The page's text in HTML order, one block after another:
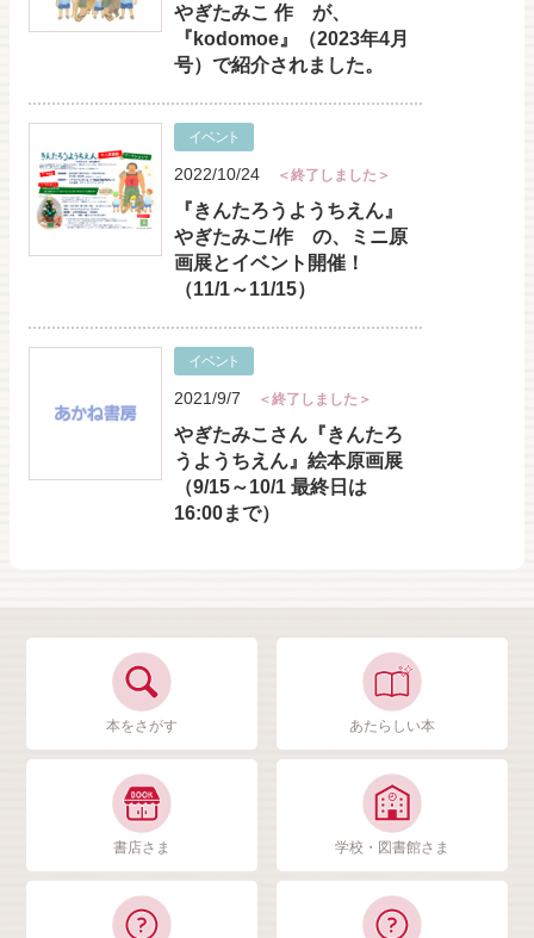
やぎたみこ 作 が、
『kodomoe』（2023年4月
号）で紹介されました。
イベント
2022/10/24 ＜終了しました＞
『きんたろうようちえん』
やぎたみこ/作 の、ミニ原
画展とイベント開催！
（11/1～11/15）
イベント
2021/9/7 ＜終了しました＞
やぎたみこさん『きんたろ
うようちえん』絵本原画展
（9/15～10/1 最終日は
16:00まで）
本をさがす あたらしい本
書店さま 学校・図書館さま